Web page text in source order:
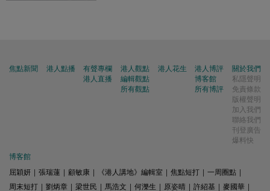
焦點新聞 港人點播
有聲專欄
港人直播
港人觀點
編輯觀點
所有觀點
港人花生
港人博評
博客館
所有博評
關於我們
私隱聲明
免責條款
版權聲明
加入我們
聯絡我們
刊登廣告
爆料快
博客館
屈穎妍
張瑞蓮 顧敏康 《港人講地》編輯室 焦點短打 一周圈點
周末短打
劉炳章 梁世民 馬浩文 何濼生 原姿晴 許紹基 麥國華